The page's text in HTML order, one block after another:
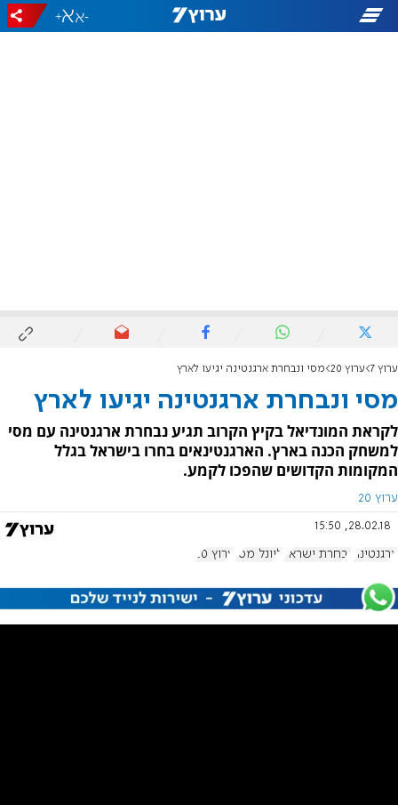
-
+
ערוץ 7 ערוץ 20 מסי ונבחרת ארגנטינה יגיעו לארץ
מסי ונבחרת ארגנטינה יגיעו לארץ
לקראת המונדיאל בקיץ הקרוב תגיע נבחרת ארגנטינה עם מסי
למשחק הכנה בארץ. הארגנטינאים בחרו בישראל בגלל
המקומות הקדושים שהפכו לקמע.
ערוץ 20
28.02.18, 15:50
ארגנטינה נבחרת ישראל ליונל מסי ערוץ 20